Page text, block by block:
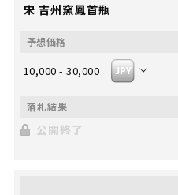
宋 吉州窯鳳首瓶
10,000 - 30,000
公開終了